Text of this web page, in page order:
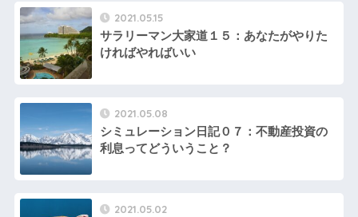
2021.05.15
サラリーマン大家道１５：あなたがやりた
ければやればいい
2021.05.08
シミュレーション日記０７：不動産投資の
利息ってどういうこと？
2021.05.02